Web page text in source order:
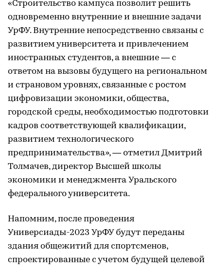
«Строительство кампуса позволит решить
одновременно внутренние и внешние задачи
УрФУ. Внутренние непосредственно связаны с
развитием университета и привлечением
иностранных студентов, а внешние — с
ответом на вызовы будущего на региональном
и страновом уровнях, связанные с ростом
цифровизации экономики, общества,
городской среды, необходимостью подготовки
кадров соответствующей квалификации,
развитием технологического
предпринимательства», — отметил Дмитрий
Толмачев, директор Высшей школы
экономики и менеджмента Уральского
федерального университета.
Напомним, после проведения
Универсиады-2023 УрФУ будут переданы
здания общежитий для спортсменов,
спроектированные с учетом будущей целевой